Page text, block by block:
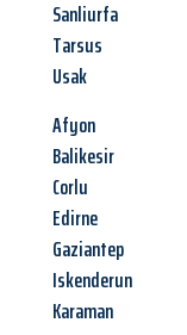
Sanliurfa
Tarsus
Usak
Afyon
Balikesir
Corlu
Edirne
Gaziantep
Iskenderun
Karaman